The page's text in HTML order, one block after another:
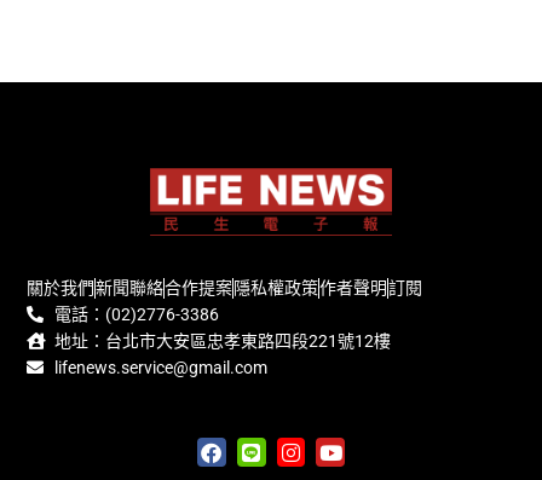
關於我們新聞聯絡合作提案隱私權政策作者聲明訂閱
電話：(02)2776-3386
地址：台北市大安區忠孝東路四段221號12樓
lifenews.service@gmail.com